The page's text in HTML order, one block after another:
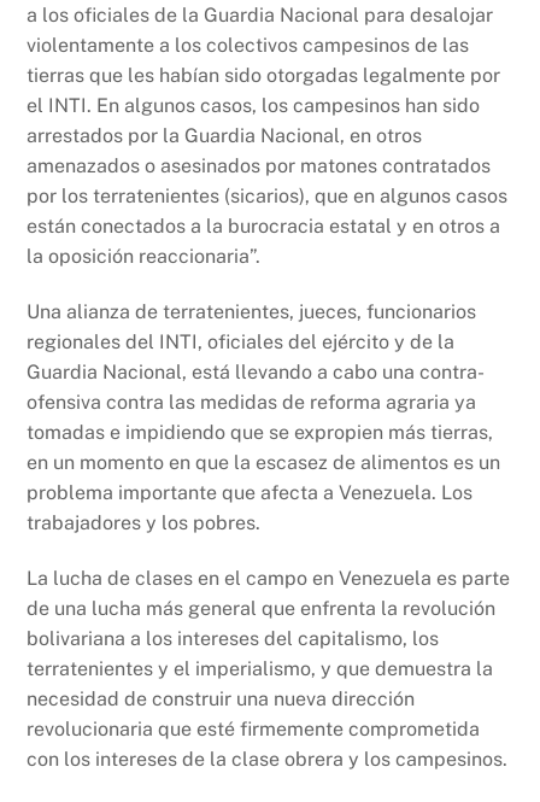
a los oficiales de la Guardia Nacional para desalojar
violentamente a los colectivos campesinos de las
tierras que les habían sido otorgadas legalmente por
el INTI. En algunos casos, los campesinos han sido
arrestados por la Guardia Nacional, en otros
amenazados o asesinados por matones contratados
por los terratenientes (sicarios), que en algunos casos
están conectados a la burocracia estatal y en otros a
la oposición reaccionaria”.
Una alianza de terratenientes, jueces, funcionarios
regionales del INTI, oficiales del ejército y de la
Guardia Nacional, está llevando a cabo una contra-
ofensiva contra las medidas de reforma agraria ya
tomadas e impidiendo que se expropien más tierras,
en un momento en que la escasez de alimentos es un
problema importante que afecta a Venezuela. Los
trabajadores y los pobres.
La lucha de clases en el campo en Venezuela es parte
de una lucha más general que enfrenta la revolución
bolivariana a los intereses del capitalismo, los
terratenientes y el imperialismo, y que demuestra la
necesidad de construir una nueva dirección
revolucionaria que esté firmemente comprometida
con los intereses de la clase obrera y los campesinos.